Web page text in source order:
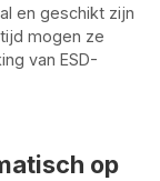
en geschikt zijn
mogen ze
van ESD-
op